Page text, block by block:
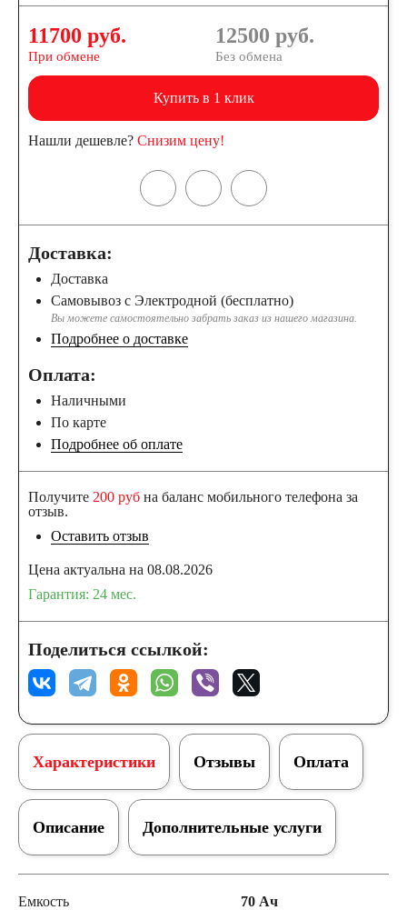
11700 руб.
При обмене
12500 руб.
Без обмена
Купить в 1 клик
Нашли дешевле? Снизим цену!
Доставка:
Доставка
Самовывоз с Электродной (бесплатно)
Вы можете самостоятельно забрать заказ из нашего магазина.
Подробнее о доставке
Оплата:
Наличными
По карте
Подробнее об оплате
Получите 200 руб на баланс мобильного телефона за
отзыв.
Оставить отзыв
Цена актуальна на 08.08.2026
Гарантия: 24 мес.
Поделиться ссылкой:
Характеристики
Дополнительные услуги
Отзывы Оплата
Описание
Емкость 70 Ач